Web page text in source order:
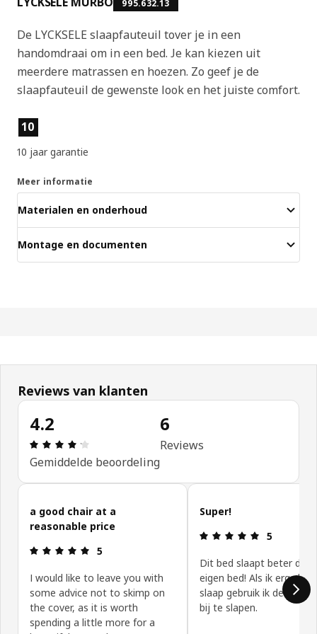
995.632.13
De LYCKSELE slaapfauteuil tover je in een
handomdraai om in een bed. Je kan kiezen uit
meerdere matrassen en hoezen. Zo geef je de
slaapfauteuil de gewenste look en het juiste comfort.
Producteigenschappen
10
10 jaar garantie
Meer informatie
Materialen en onderhoud
Montage en documenten
Reviews van klanten
4.2
Review: 4.2 van 5 sterren. Totaal beoordelingen:
Gemiddelde beoordeling
6
Reviews
Klantbeoordelingen overslaan
a good chair at a
reasonable price
Review: 5 van 5 sterren.
5
I would like to leave you with
some advice not to skimp on
the cover, as it is worth
spending a little more for a
Super!
Review: 5
5
Dit bed slaapt beter dan
eigen bed! Als ik erg
slaap gebruik ik deze om
bij te slapen.